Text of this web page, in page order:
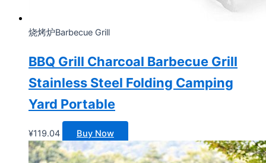
烧烤炉Barbecue Grill
BBQ Grill Charcoal Barbecue Grill
Stainless Steel Folding Camping
Yard Portable
¥119.04 Buy Now